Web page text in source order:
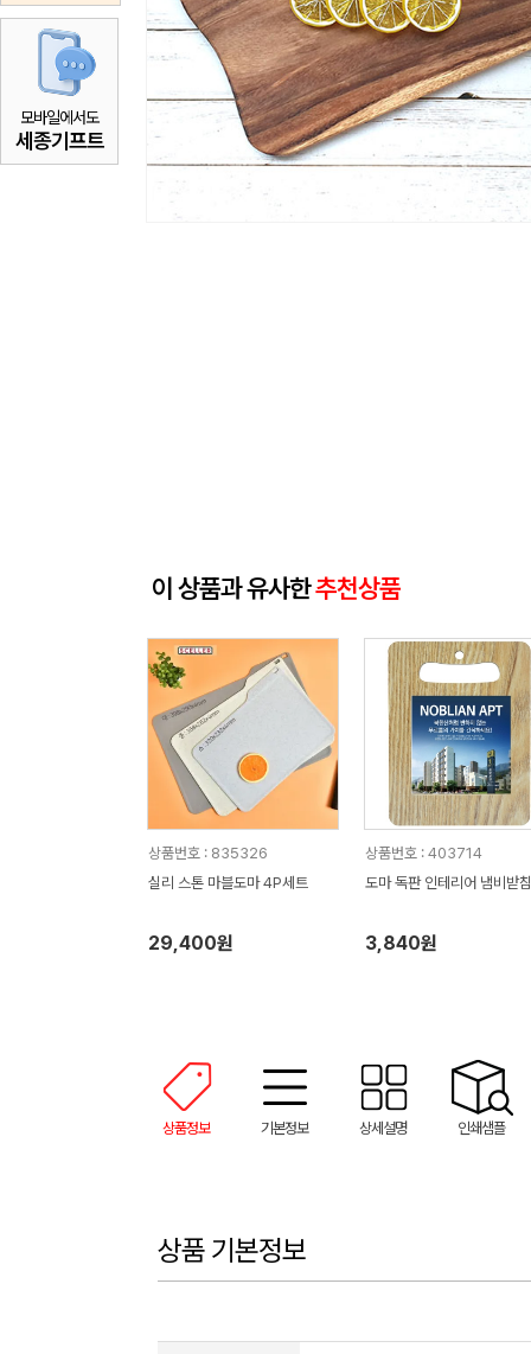
모바일에서도
세종기프트
이 상품과 유사한추천상품
상품번호 : 835326
실리 스톤 마블도마 4P세트
29,400원
상품번호 : 403714
도마 독판 인테리어 냄비받침
3,840원
상품정보 기본정보 상세설명 인쇄샘플
상품 기본정보